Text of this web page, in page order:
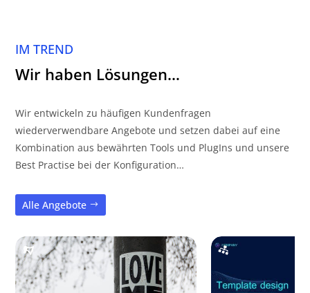
IM TREND
Wir haben Lösungen…
Wir entwickeln zu häufigen Kundenfragen
wiederverwendbare Angebote und setzen dabei auf eine
Kombination aus bewährten Tools und PlugIns und unsere
Best Practise bei der Konfiguration…
Alle Angebote